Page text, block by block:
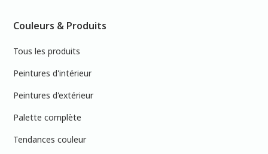
Couleurs & Produits
Tous les produits
Peintures d'intérieur
Peintures d'extérieur
Palette complète
Tendances couleur